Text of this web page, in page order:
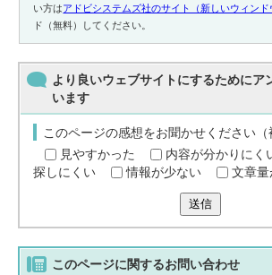
い方はアドビシステムズ社のサイト（新しいウィンド
ド（無料）してください。
より良いウェブサイトにするためにア
います
このページの感想をお聞かせください（
見やすかった
内容が分かりにく
探しにくい
情報が少ない 文章
送信
このページに関するお問い合わせ